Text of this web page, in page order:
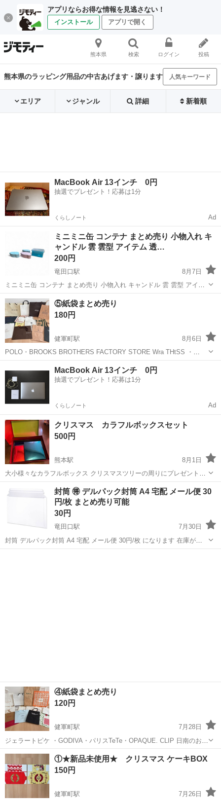
アプリならお得な情報を見逃さない！
インストール アプリで開く
熊本県 検索 ログイン 投稿
熊本県のラッピング用品の中古あげます・譲ります 人気キーワード
エリア ジャンル 詳細 新着順
MacBook Air 13インチ 0円
抽選でプレゼント！応募は1分
くらしノート Ad
ミニミニ缶 コンテナ まとめ売り 小物入れ キ
ャンドル 雲 雲型 アイテム 透…
200円
竜田口駅
8月7日
ミニミニ缶 コンテナ まとめ売り 小物入れ キャンドル 雲 雲型 アイテ
ム 透明コンテナ
熊本 熊本市 竜田口駅 ラッピング用品
⑤紙袋まとめ売り
180円
健軍町駅
8月6日
POLO・BROOKS BROTHERS FACTORY STORE Wra THtSS ・
GODIVA・INGNI・エステールなど！ラッピング用品
MacBook Air 13インチ 0円
抽選でプレゼント！応募は1分
くらしノート Ad
クリスマス カラフルボックスセット
500円
熊本駅
8月1日
大小様々なカラフルボックス クリスマスツリーの周りにプレゼントダ
ミーとして 置いたり、実際にプレゼントを入れて使えます。
熊本駅 ラッピング用品 ダミー
封筒 🉐 デルパック封筒 A4 宅配 メール便 30
円/枚 まとめ売り可能
30円
竜田口駅
7月30日
封筒 デルパック封筒 A4 宅配 メール便 30円/枚 になります 在庫があ
るので希望枚数お譲りします まとめ売りOK︎︎ᕷ·͜· ︎︎ コメントより希望枚
④紙袋まとめ売り
120円
健軍町駅
7月28日
ジェラートピケ ・GODIVA・パリスTeTe・OPAQUE. CLIP 日南のお土
産など！
熊本 上益城郡 健軍町駅 ラッピング用品
①★新品未使用★ クリスマス ケーキBOX
150円
健軍町駅
7月26日